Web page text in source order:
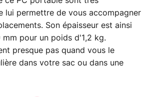
lui permettre de vous accompagner
Son épaisseur est ainsi
mm pour un poids d'1,2 kg.
presque pas quand vous le
dans votre sac ou dans une